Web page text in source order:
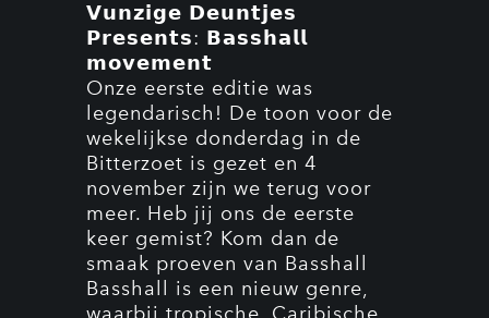
𝗩𝘂𝗻𝘇𝗶𝗴𝗲 𝗗𝗲𝘂𝗻𝘁𝗷𝗲𝘀
𝗣𝗿𝗲𝘀𝗲𝗻𝘁𝘀: 𝗕𝗮𝘀𝘀𝗵𝗮𝗹𝗹
𝗺𝗼𝘃𝗲𝗺𝗲𝗻𝘁
Onze eerste editie was
legendarisch! De toon voor de
wekelijkse donderdag in de
Bitterzoet is gezet en 4
november zijn we terug voor
meer. Heb jij ons de eerste
keer gemist? Kom dan de
smaak proeven van Basshall
Basshall is een nieuw genre,